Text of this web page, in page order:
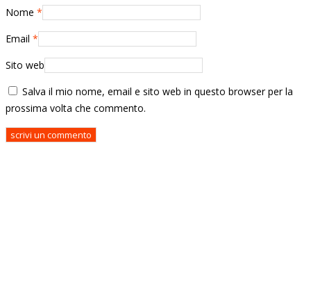
Nome *
Email *
Sito web
Salva il mio nome, email e sito web in questo browser per la
prossima volta che commento.